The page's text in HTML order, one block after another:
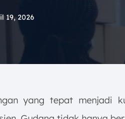
19, 2026
yang tepat menjadi